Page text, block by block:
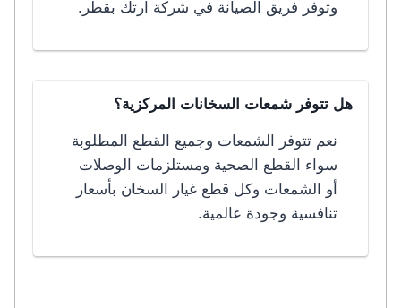
وتوفر فريق الصيانة في شركة ارتك بقطر.
هل تتوفر شمعات السخانات المركزية؟
نعم تتوفر الشمعات وجميع القطع المطلوبة
سواء القطع الصحية ومستلزمات الوصلات
أو الشمعات وكل قطع غيار السخان بأسعار
تنافسية وجودة عالمية.